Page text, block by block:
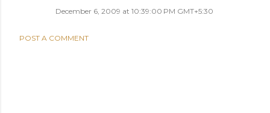
December 6, 2009 at 10:39:00 PM GMT+5:30
POST A COMMENT